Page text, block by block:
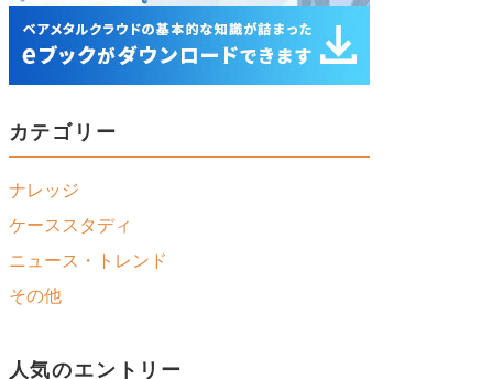
他社クラウドサービスとの比較
カテゴリー
ナレッジ
ケーススタディ
ニュース・トレンド
その他
人気のエントリー